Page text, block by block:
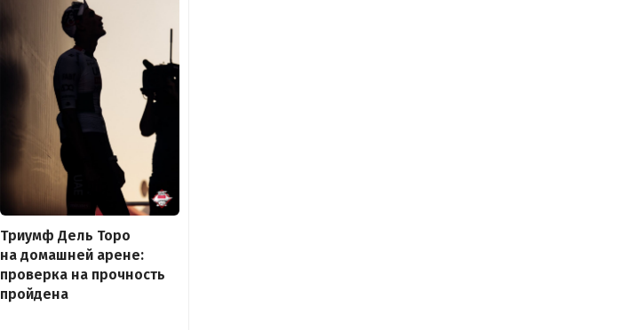
Триумф Дель Торо
на домашней арене:
проверка на прочность
пройдена